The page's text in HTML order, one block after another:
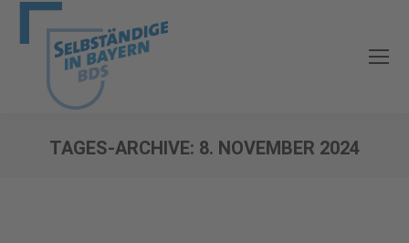
TAGES-ARCHIVE: 8. NOVEMBER 2024